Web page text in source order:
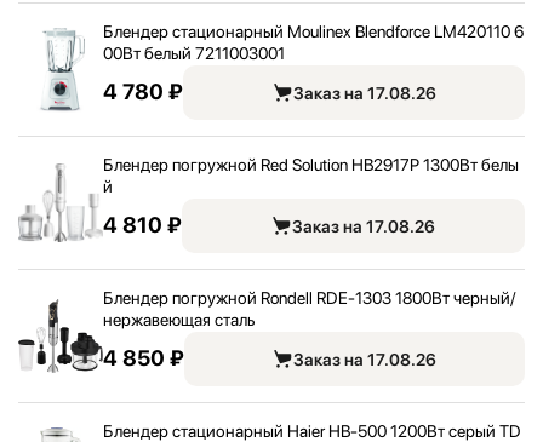
Блендер стационарный Moulinex Blendforce LM420110 6
00Вт белый 7211003001
4 780 ₽ Заказ на 17.08.26
Блендер погружной Red Solution HB2917P 1300Вт белы
й
4 810 ₽ Заказ на 17.08.26
Блендер погружной Rondell RDE-1303 1800Вт черный/
нержавеющая сталь
4 850 ₽ Заказ на 17.08.26
Блендер стационарный Haier HB-500 1200Вт серый TD